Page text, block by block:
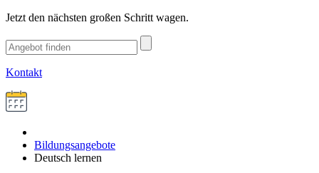
Jetzt den nächsten großen Schritt wagen.
Kontakt
Bildungsangebote
Deutsch lernen